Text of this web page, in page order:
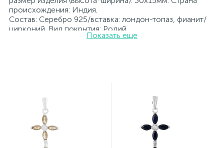
происхождения: Индия.
Состав: Серебро 925/вставка: лондон-топаз, фианит/
цирконий. Вид покрытия: Родий
Вставка: лондон-топаз, фианит/цирконий.
Украины, на всех изделиях стоит соответствующая
проба. К каждому ювелирному украшению
прилагаются бирка с указанием всех
параметров.*Цвета изделий на сайте могут
незначительно отличаться от реальных из-за
особенностей цветопередачи экрана
Показать еще